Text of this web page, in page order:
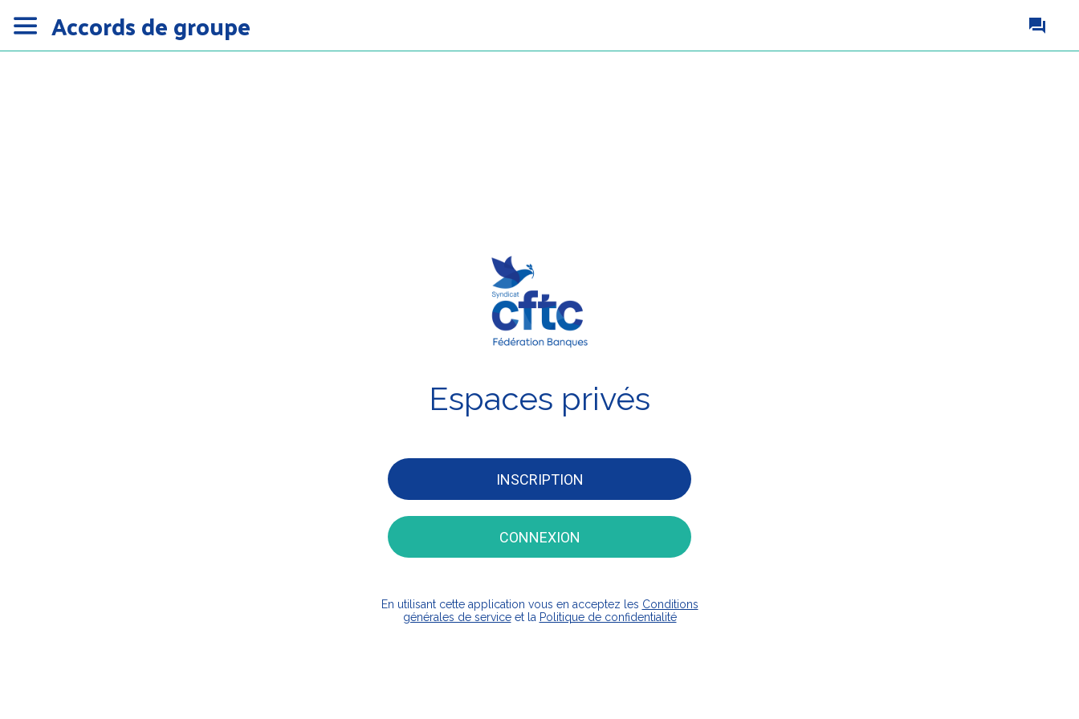
Accords de groupe
Espaces privés
INSCRIPTION
CONNEXION
En utilisant cette application vous en acceptez les Conditions
générales de serviceet la Politique de confidentialité